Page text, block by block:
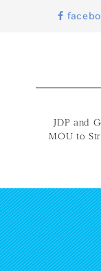
JDP and
MOU to